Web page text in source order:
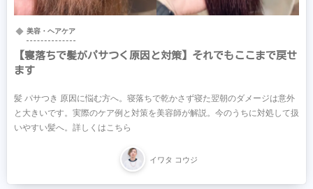
美容・ヘアケア
【寝落ちで髪がパサつく原因と対策】それでもここまで戻せ
ます
髪 パサつき 原因に悩む方へ。寝落ちで乾かさず寝た翌朝のダメージは意外
と大きいです。実際のケア例と対策を美容師が解説。今のうちに対処して扱
いやすい髪へ。詳しくはこちら
イワタ コウジ